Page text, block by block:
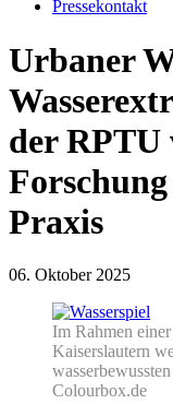
Pressekontakt
Urbaner
der
Praxis
06. Oktober 2025
Im Rahmen
Kaiserslautern
Colourbox.de